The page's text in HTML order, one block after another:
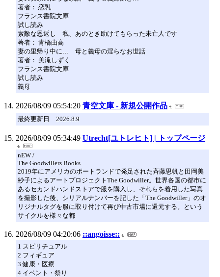
著者： 恋乳
フランス書院文庫
試し読み
素敵な恩返し 私、あのとき助けてもらった未亡人です
著者： 青橋由高
妻の里帰り中に… 母と義母の淫らなお世話
著者： 美滝しずく
フランス書院文庫
試し読み
義母
2026/08/09 05:54:20 青空文庫 - 新規公開作品
最終更新日 2026.8.9
2026/08/09 05:34:49 Utrecht[ユトレヒト] | トップページ
nEW /
The Goodwillers Books
2019年にアメリカのポートランドで発足された斉藤思帆と田岡美
紗子によるアートプロジェクトThe Goodwiller。世界各国の都市に
あるセカンドハンドストアで服を購入し、それらを着用した写真
を撮影した後、シリアルナンバーを記した「The Goodwiller」のオ
リジナルタグを服に取り付けて再び中古市場に還元する。という
サイクルを様々な都
2026/08/09 04:20:06 ::angoisse::
1 スピリチュアル
2 フィギュア
3 健康・医療
4 イベント・祭り